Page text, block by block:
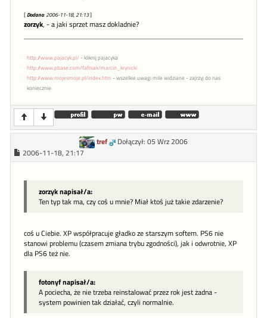
[Dodano: 2006-11-18, 21:13]
zorzyk, - a jaki sprzet masz dokladnie?
http://www.pajacyk.pl/ - kliknij pajacyka
http://www.pbase.com/fafniak/marcin_krynicki
http://www.mojesmoje.pl/index.htm - wszelkie uwagi mile widziane - zajrzyj do nas
koniecznie
tref
Dołączył: 05 Wrz 2006
2006-11-18, 21:17
zorzyk napisał/a:
Ten typ tak ma, czy coś u mnie? Miał ktoś już takie zdarzenie?
coś u Ciebie. XP współpracuje gładko ze starszym softem. PS6 nie
stanowi problemu (czasem zmiana trybu zgodności), jak i odwrotnie, XP
dla PS6 też nie.
fotonyf napisał/a:
A pociecha, że nie trzeba reinstalować przez rok jest żadna -
system powinien tak działać, czyli normalnie.